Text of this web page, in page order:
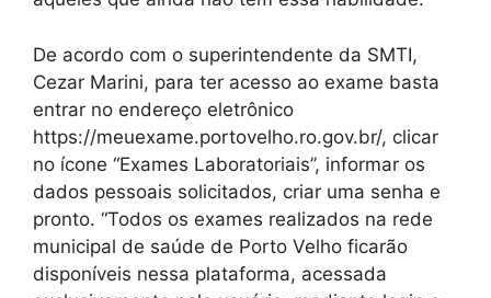
De acordo com o superintendente da SMTI,
Cezar Marini, para ter acesso ao exame basta
entrar no endereço eletrônico
https://meuexame.portovelho.ro.gov.br/, clicar
no ícone “Exames Laboratoriais”, informar os
dados pessoais solicitados, criar uma senha e
pronto. “Todos os exames realizados na rede
municipal de saúde de Porto Velho ficarão
disponíveis nessa plataforma, acessada